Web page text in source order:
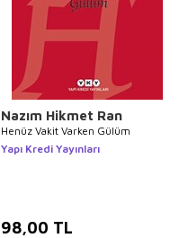
Nazım Hikmet Ran
Henüz Vakit Varken Gülüm
Yapı Kredi Yayınları
98,00 TL